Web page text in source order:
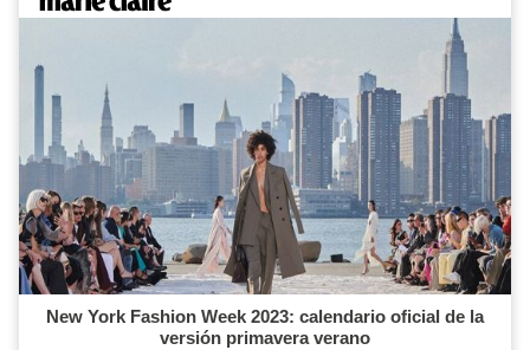
New York Fashion Week 2023: calendario oficial de la
versión primavera verano